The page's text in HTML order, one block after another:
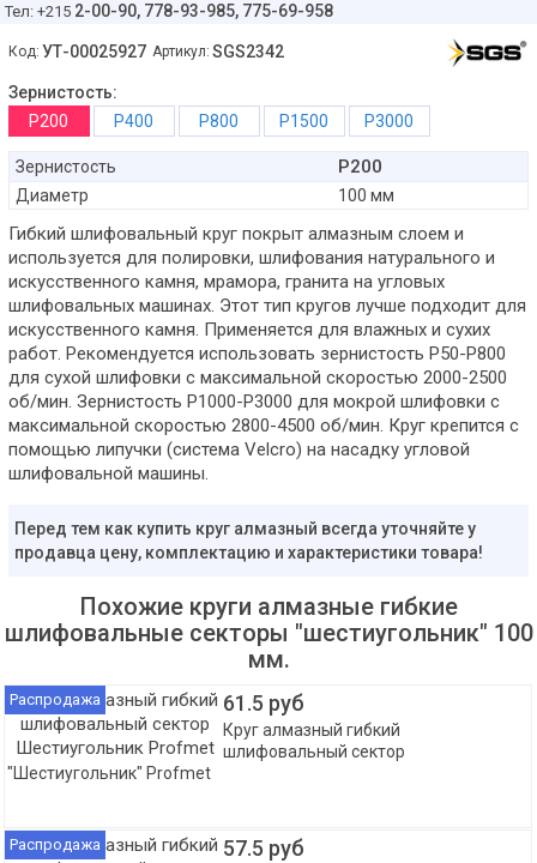
Тел: +215 2-00-90, 778-93-985, 775-69-958
Код: УТ-00025927 Артикул: SGS2342
Зернистость:
Р200
Р400 Р800 Р1500 Р3000
Зернистость Р200
Диаметр 100 мм
Гибкий шлифовальный круг покрыт алмазным слоем и
используется для полировки, шлифования натурального и
искусственного камня, мрамора, гранита на угловых
шлифовальных машинах. Этот тип кругов лучше подходит для
искусственного камня. Применяется для влажных и сухих
работ. Рекомендуется использовать зернистость P50-P800
для сухой шлифовки с максимальной скоростью 2000-2500
об/мин. Зернистость P1000-P3000 для мокрой шлифовки с
максимальной скоростью 2800-4500 об/мин. Круг крепится с
помощью липучки (система Velcro) на насадку угловой
шлифовальной машины.
Перед тем как купить круг алмазный всегда уточняйте у
продавца цену, комплектацию и характеристики товара!
Похожие круги алмазные гибкие
шлифовальные cекторы "шестиугольник" 100
мм.
Распродажа 61.5 руб
Круг алмазный гибкий
шлифовальный cектор
"Шестиугольник" Profmet
Распродажа 57.5 руб